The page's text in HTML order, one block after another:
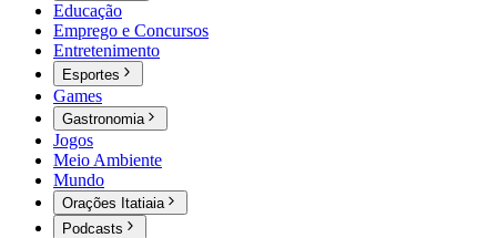
Educação
Emprego e Concursos
Entretenimento
Esportes
Games
Gastronomia
Jogos
Meio Ambiente
Mundo
Orações Itatiaia
Podcasts